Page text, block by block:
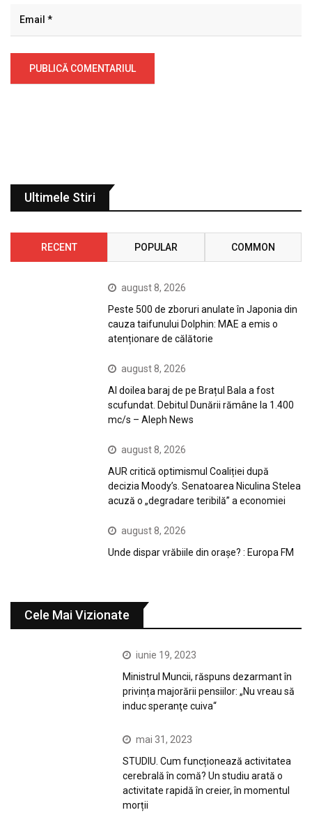
Ultimele Stiri
RECENT POPULAR COMMON
august 8, 2026
Peste 500 de zboruri anulate în Japonia din
cauza taifunului Dolphin: MAE a emis o
atenționare de călătorie
august 8, 2026
Al doilea baraj de pe Brațul Bala a fost
scufundat. Debitul Dunării rămâne la 1.400
mc/s – Aleph News
august 8, 2026
AUR critică optimismul Coaliției după
decizia Moody’s. Senatoarea Niculina Stelea
acuză o „degradare teribilă” a economiei
august 8, 2026
Unde dispar vrăbiile din orașe? : Europa FM
Cele Mai Vizionate
iunie 19, 2023
Ministrul Muncii, răspuns dezarmant în
privința majorării pensiilor: „Nu vreau să
induc speranţe cuiva“
mai 31, 2023
STUDIU. Cum funcționează activitatea
cerebrală în comă? Un studiu arată o
activitate rapidă în creier, în momentul
morții